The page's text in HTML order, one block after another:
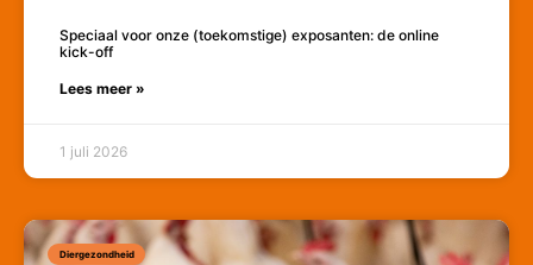
Speciaal voor onze (toekomstige) exposanten: de online
kick-off
Lees meer »
1 juli 2026
Diergezondheid